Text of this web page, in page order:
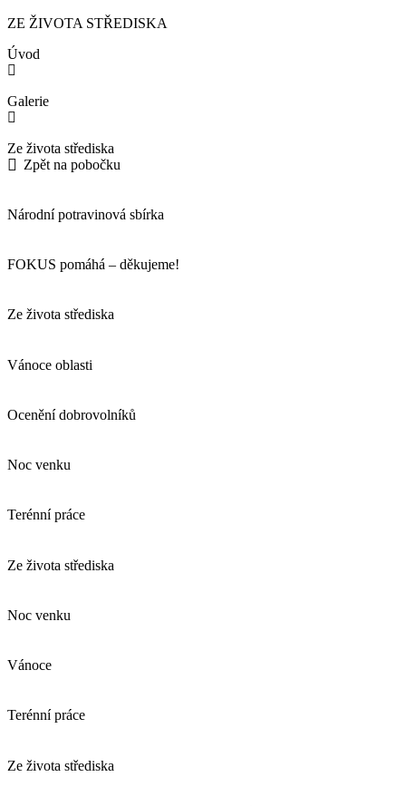
ZE ŽIVOTA STŘEDISKA
Úvod
Galerie
Ze života střediska
Zpět na pobočku
Národní potravinová sbírka
FOKUS pomáhá – děkujeme!
Ze života střediska
Vánoce oblasti
Ocenění dobrovolníků
Noc venku
Terénní práce
Ze života střediska
Noc venku
Vánoce
Terénní práce
Ze života střediska